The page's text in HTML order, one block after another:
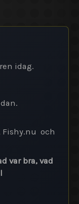
idag.
Fishy.nu och
var bra, vad